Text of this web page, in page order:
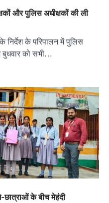
और पुलिस अधीक्षकों की ली
निर्देश के परिपालन में पुलिस
को सभी…
के बीच मेहंदी